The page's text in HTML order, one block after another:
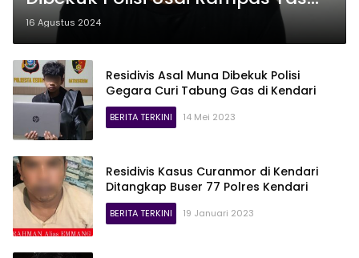
Milik perempuan di BTN Kendari
Permai
16 Agustus 2024
Residivis Asal Muna Dibekuk Polisi
Gegara Curi Tabung Gas di Kendari
BERITA TERKINI 14 Mei 2023
Residivis Kasus Curanmor di Kendari
Ditangkap Buser 77 Polres Kendari
BERITA TERKINI 19 Januari 2023